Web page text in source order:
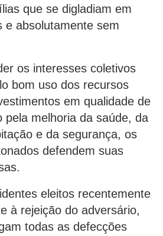
que se digladiam em
e absolutamente sem
os interesses coletivos
bom uso dos recursos
em qualidade de
pela melhoria da saúde, da
e da segurança, os
defendem suas
eleitos recentemente
à rejeição do adversário,
todas as defecções